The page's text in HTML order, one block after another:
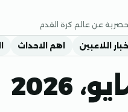
عن عالم كرة القدم
اخبار اللاعبين اهم الاحداث